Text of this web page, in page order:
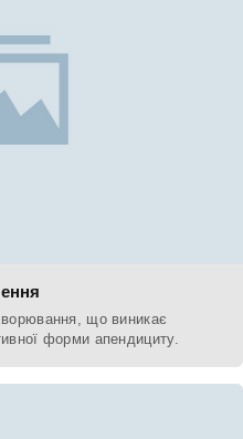
що виникає
форми апендициту.